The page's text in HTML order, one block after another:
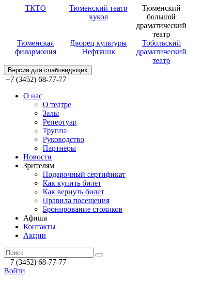
ТКТО
Тюменский театр
кукол
Тюменский
большой
драматический
театр
Тюменская
филармония
Дворец культуры
Нефтяник
Тобольский
драматический
театр
Версия для слабовидящих
+7 (3452) 68-77-77
О нас
О театре
Залы
Репертуар
Труппа
Руководство
Партнеры
Новости
Зрителям
Подарочный сертификат
Как купить билет
Как вернуть билет
Правила посещения
Бронирование столиков
Афиша
Контакты
Акции
+7 (3452) 68-77-77
Войти